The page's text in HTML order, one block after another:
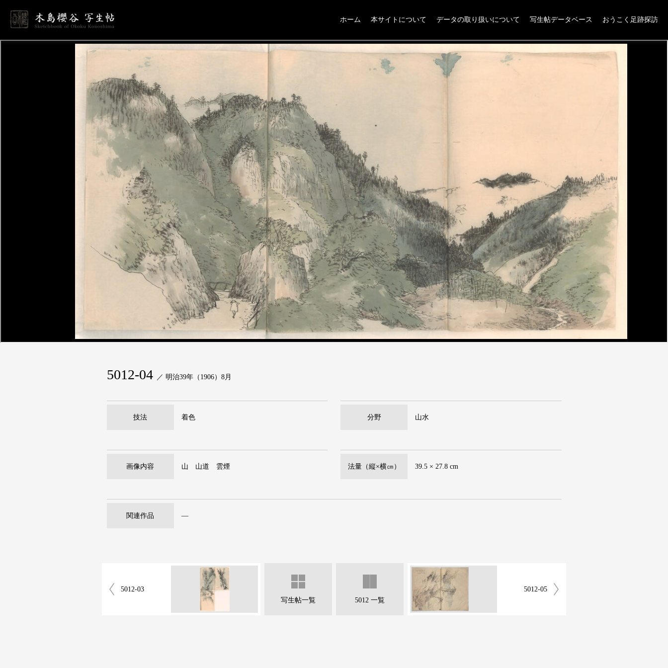
ホーム 本サイトについて データの取り扱いについて 写生帖データベース おうこく足跡探訪
5012-04 ／ 明治39年（1906）8月
技法 着色 分野 山水
画像内容 山 山道 雲煙 法量（縦×横㎝） 39.5 × 27.8 cm
関連作品 ―
5012-03
写生帖一覧
5012 一覧
5012-05